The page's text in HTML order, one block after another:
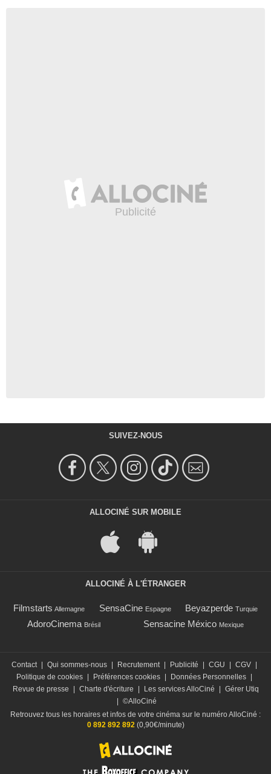
SUIVEZ-NOUS
ALLOCINÉ SUR MOBILE
ALLOCINÉ À L'ÉTRANGER
Filmstarts Allemagne SensaCine Espagne Beyazperde Turquie
AdoroCinema Brésil Sensacine México Mexique
Contact Qui sommes-nous Recrutement Publicité CGU CGV
Politique de cookies
Préférences cookies Données Personnelles
Revue de presse
Charte d'écriture Les services AlloCiné
Gérer Utiq
©AlloCiné
Retrouvez tous les horaires et infos de votre cinéma sur le numéro AlloCiné :
0 892 892 892(0,90€/minute)